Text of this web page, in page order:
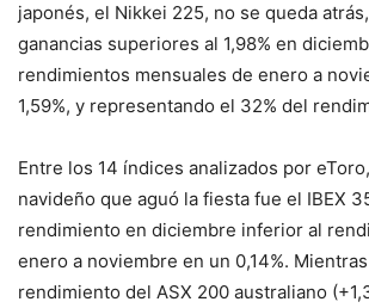
japonés, el Nikkei 225, no se queda
ganancias superiores al 1,98% en
rendimientos mensuales de enero a
1,59%, y representando el 32% del
Entre los 14 índices analizados por
navideño que aguó la fiesta fue el IBEX
rendimiento en diciembre inferior al
enero a noviembre en un 0,14%.
rendimiento del ASX 200 australiano